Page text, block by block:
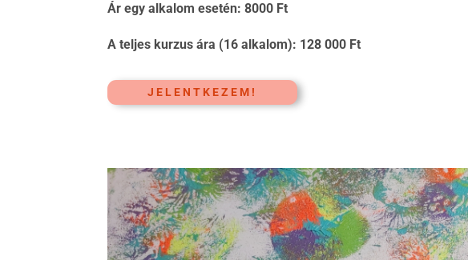
Ár egy alkalom esetén: 8000 Ft
A teljes kurzus ára (16 alkalom): 128 000 Ft
JELENTKEZEM!